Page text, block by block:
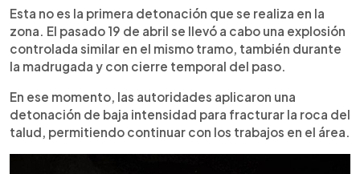
Esta no es la primera detonación que se realiza en la
zona. El pasado 19 de abril se llevó a cabo una explosión
controlada similar en el mismo tramo, también durante
la madrugada y con cierre temporal del paso.
En ese momento, las autoridades aplicaron una
detonación de baja intensidad para fracturar la roca del
talud, permitiendo continuar con los trabajos en el área.